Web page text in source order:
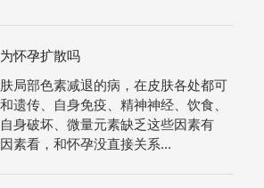
怀孕扩散吗
局部色素减退的病，在皮肤各处都可
遗传、自身免疫、精神神经、饮食、
身破坏、微量元素缺乏这些因素有
素看，和怀孕没直接关系...